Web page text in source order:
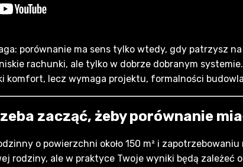
porównanie ma sens tylko wtedy, gdy patrzysz na
rachunki, ale tylko w dobrze dobranym
komfort, lecz wymaga projektu, formalności
zacząć, żeby porównanie
o powierzchni około 150 m² i
rodziny, ale w praktyce Twoje wyniki będą